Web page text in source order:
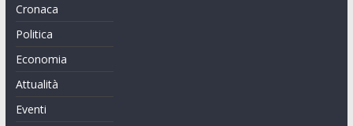
Cronaca
Politica
Economia
Attualità
Eventi